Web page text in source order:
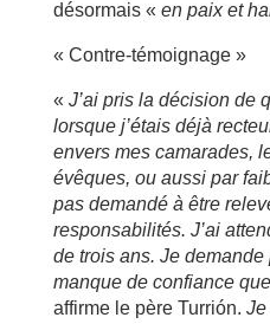
désormais « en paix et
« Contre-témoignage »
« J’ai pris la décision de
lorsque j’étais déjà
envers mes camarades,
évêques, ou aussi par
pas demandé à être
responsabilités. J’ai
de trois ans. Je
manque de confiance
affirme le père Turrión. Je